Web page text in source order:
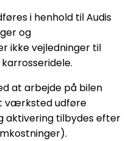
i henhold til Audis
og
ikke vejledninger til
at arbejde på bilen
værksted udføre
aktivering tilbydes efter